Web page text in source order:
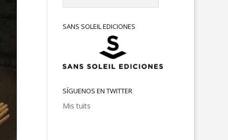
SANS SOLEIL EDICIONES
SÍGUENOS EN TWITTER
Mis tuits